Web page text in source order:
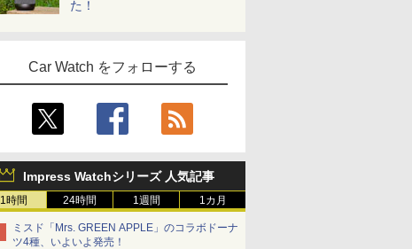
た！
Car Watch をフォローする
Impress Watchシリーズ 人気記事
1時間 24時間 1週間 1カ月
ミスド「Mrs. GREEN APPLE」のコラボドーナ
ツ4種、いよいよ発売！